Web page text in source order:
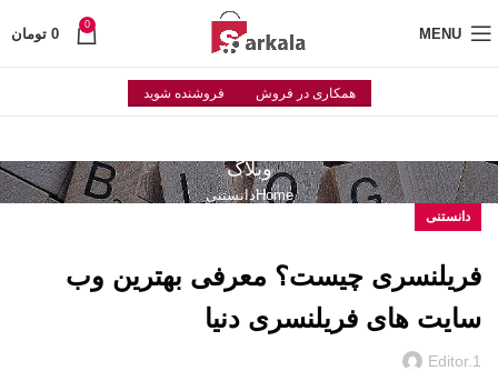
MENU
0
0 تومان
همکاری در فروش فروشنده شوید
وبلاگ
Homeدانستنی
دانستنی
فریلنسری چیست؟ معرفی بهترین وب
سایت های فریلنسری دنیا
Editor.1